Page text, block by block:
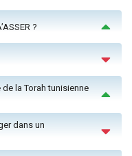
?
de la Torah tunisienne
dans un